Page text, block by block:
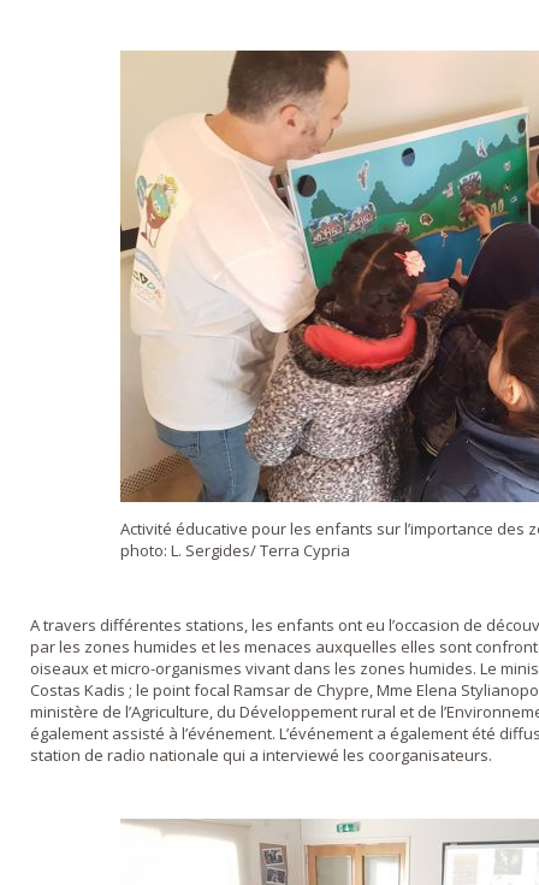
Activité éducative pour les enfants sur l’importance des
photo: L. Sergides/ Terra Cypria
A travers différentes stations, les enfants ont eu l’occasion de
par les zones humides et les menaces auxquelles elles sont
oiseaux et micro-organismes vivant dans les zones humides. Le
Costas Kadis ; le point focal Ramsar de Chypre, Mme Elena
ministère de l’Agriculture, du Développement rural et de
également assisté à l’événement. L’événement a également été
station de radio nationale qui a interviewé les coorganisateurs.